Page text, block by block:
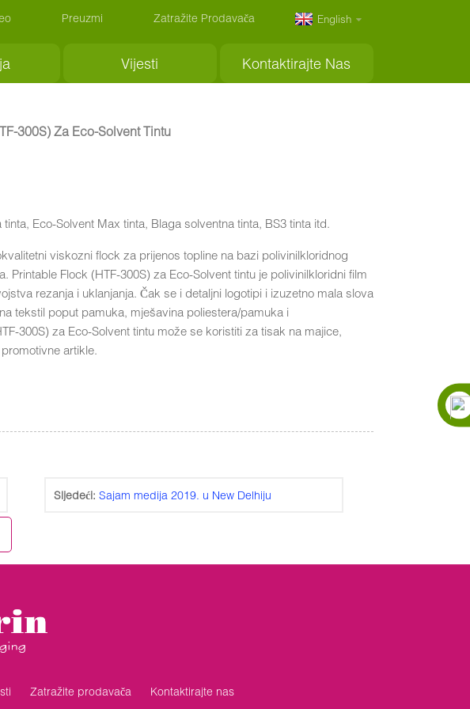
Preuzmi Zatražite Prodavača English
Vijesti Kontaktirajte Nas
300S) Za Eco-Solvent Tintu
Eco-Solvent Max tinta, Blaga solventna tinta, BS3 tinta itd.
viskozni flock za prijenos topline na bazi polivinilkloridnog
Flock (HTF-300S) za Eco-Solvent tintu je polivinilkloridni film
rezanja i uklanjanja. Čak se i detaljni logotipi i izuzetno mala slova
tekstil poput pamuka, mješavina poliestera/pamuka i
300S) za Eco-Solvent tintu može se koristiti za tisak na majice,
artikle.
Sljedeći: Sajam medija 2019. u New Delhiju
Zatražite prodavača Kontaktirajte nas